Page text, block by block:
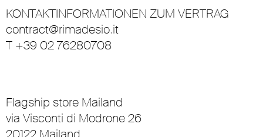
KONTAKTINFORMATIONEN ZUM VERTRAG
contract@rimadesio.it
T +39 02 76280708
Flagship store Mailand
via Visconti di Modrone 26